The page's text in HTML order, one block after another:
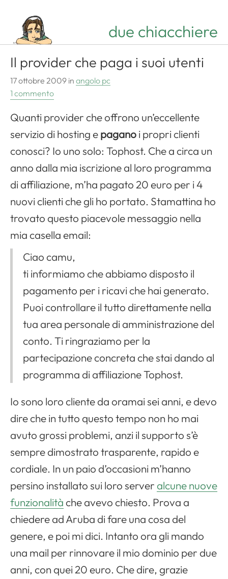
due chiacchiere
Il provider che paga i suoi utenti
17 ottobre 2009 in angolo pc
1 commento
Quanti provider che offrono un’eccellente
servizio di hosting epaganoi propri clienti
conosci? Io uno solo: Tophost. Che a circa un
anno dalla mia iscrizione al loro programma
di affiliazione, m’ha pagato 20 euro per i 4
nuovi clienti che gli ho portato. Stamattina ho
trovato questo piacevole messaggio nella
mia casella email:
Ciao camu,
ti informiamo che abbiamo disposto il
pagamento per i ricavi che hai generato.
Puoi controllare il tutto direttamente nella
tua area personale di amministrazione del
conto. Ti ringraziamo per la
partecipazione concreta che stai dando al
programma di affiliazione Tophost.
Io sono loro cliente da oramai sei anni, e devo
dire che in tutto questo tempo non ho mai
avuto grossi problemi, anzi il supporto s’è
sempre dimostrato trasparente, rapido e
cordiale. In un paio d’occasioni m’hanno
persino installato sui loro server alcune nuove
funzionalitàche avevo chiesto. Prova a
chiedere ad Aruba di fare una cosa del
genere, e poi mi dici. Intanto ora gli mando
una mail per rinnovare il mio dominio per due
anni, con quei 20 euro. Che dire, grazie